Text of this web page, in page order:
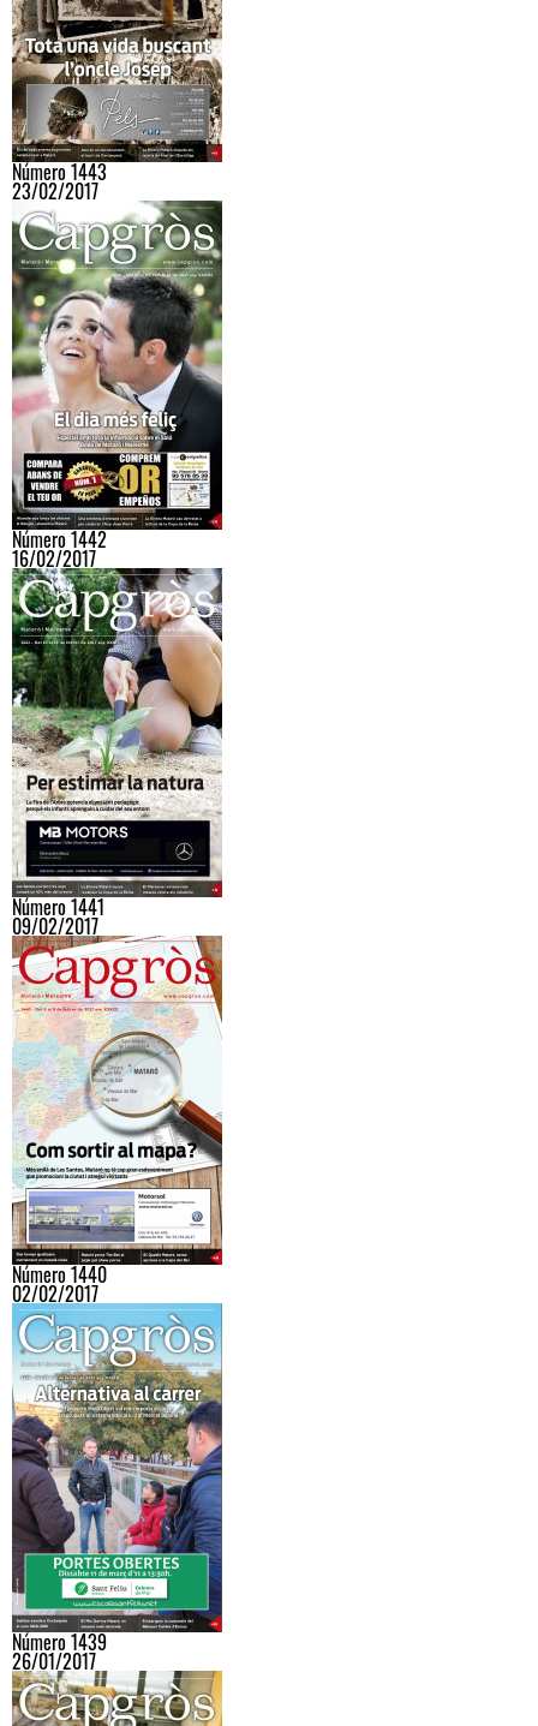
Número 1443
23/02/2017
Número 1442
16/02/2017
Número 1441
09/02/2017
Número 1440
02/02/2017
Número 1439
26/01/2017